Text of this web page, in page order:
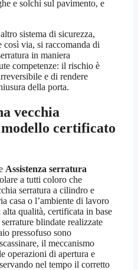
e solchi sul pavimento, e
sistema di sicurezza,
via, si raccomanda di
in maniera
competenze: il rischio è
e di rendere
della porta.
vecchia
certificato
Assistenza serratura
a tutti coloro che
serratura a cilindro e
casa o l’ambiente di lavoro
qualità, certificata in base
blindate realizzate
pressofuso sono
il meccanismo
operazioni di apertura e
nel tempo il corretto